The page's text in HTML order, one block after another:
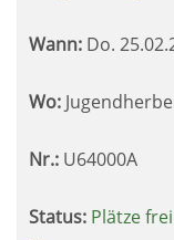
Wann: Do.
Wo:
Nr.: U64000A
Status: Plätze frei